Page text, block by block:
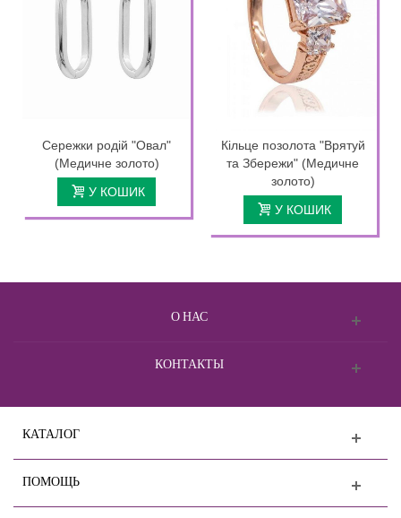
Сережки родій "Овал"
(Медичне золото)
У КОШИК
Кільце позолота "Врятуй
та Збережи" (Медичне
золото)
У КОШИК
О НАС
КОНТАКТЫ
КАТАЛОГ
ПОМОЩЬ